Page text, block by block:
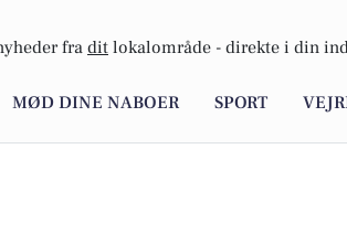
fra dit lokalområde - direkte i din
MØD DINE NABOER SPORT